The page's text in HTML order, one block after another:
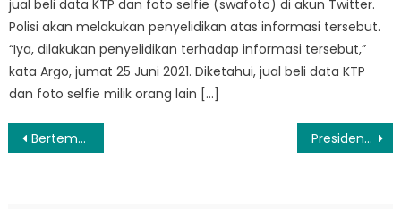
jual beli data KTP dan foto selfie (swafoto) di akun Twitter.
Polisi akan melakukan penyelidikan atas informasi tersebut.
“Iya, dilakukan penyelidikan terhadap informasi tersebut,”
kata Argo, jumat 25 Juni 2021. Diketahui, jual beli data KTP
dan foto selfie milik orang lain […]
Navigasi
Bertemu Prabowo, Cak Imin Sebut PKB dan Gerindra Ingin Tetap Bekerja Sama Presiden Terpilih Prabowo Datangi PKB: Kita Ingin Terus Bekerjasama